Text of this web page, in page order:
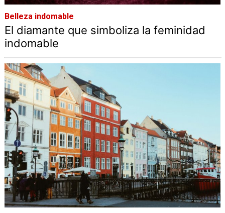
Belleza indomable
El diamante que simboliza la feminidad
indomable